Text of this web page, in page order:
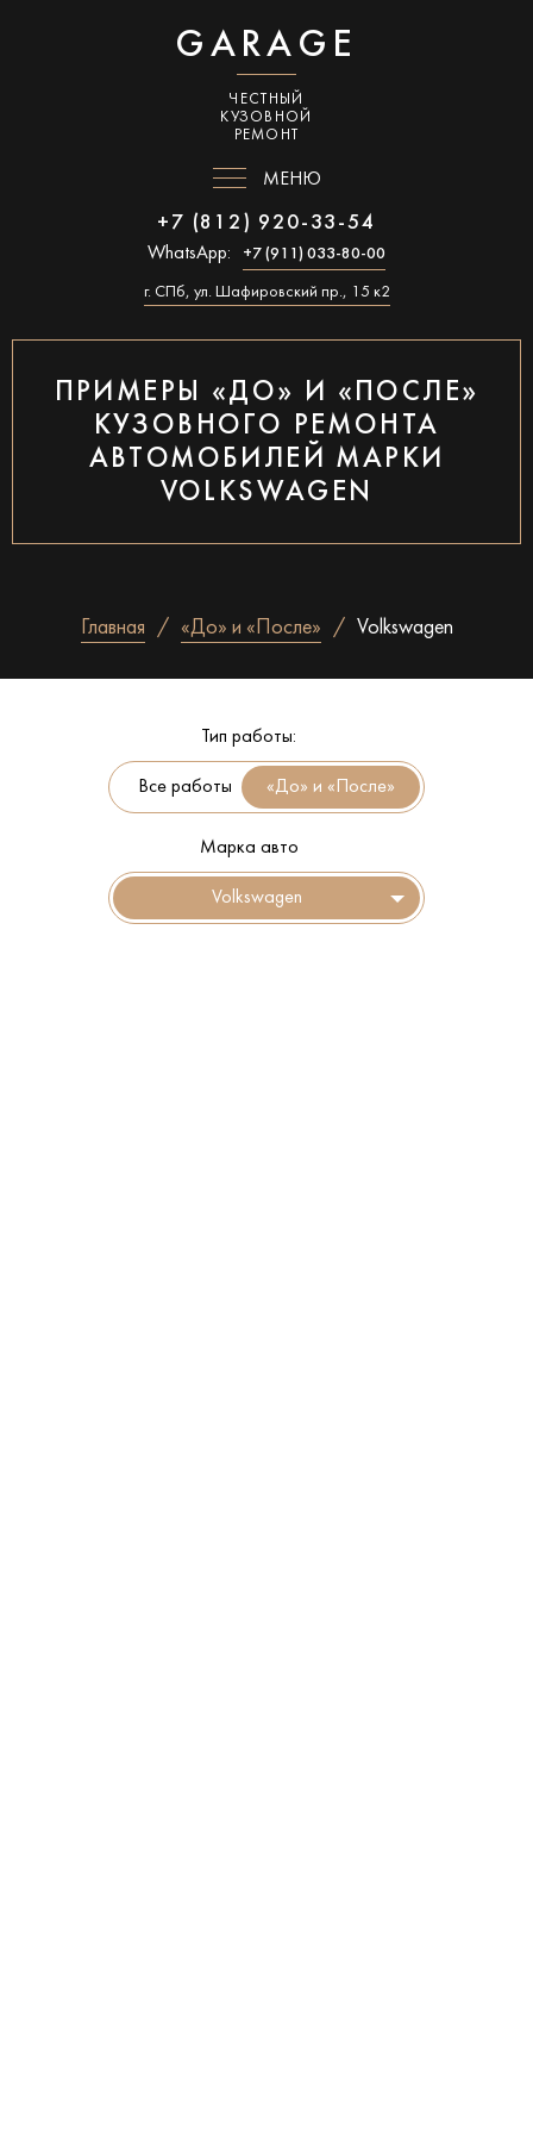
GARAGE
ЧЕСТНЫЙ
КУЗОВНОЙ
РЕМОНТ
МЕНЮ
+7 (812) 920-33-54
WhatsApp: +7 (911) 033-80-00
г. СПб, ул. Шафировский пр., 15 к2
ПРИМЕРЫ «ДО» И «ПОСЛЕ»
КУЗОВНОГО РЕМОНТА
АВТОМОБИЛЕЙ МАРКИ
VOLKSWAGEN
Главная «До» и «После» Volkswagen
Тип работы:
Все работы
Марка авто
Volkswagen